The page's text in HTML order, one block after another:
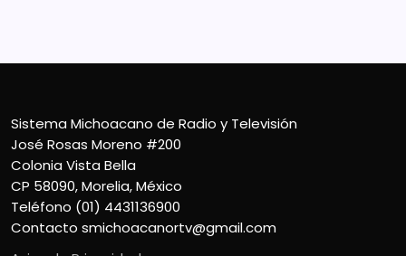
Sistema Michoacano de Radio y Televisión
José Rosas Moreno #200
Colonia Vista Bella
CP 58090, Morelia, México
Teléfono (01) 4431136900
Contacto smichoacanortv@gmail.com